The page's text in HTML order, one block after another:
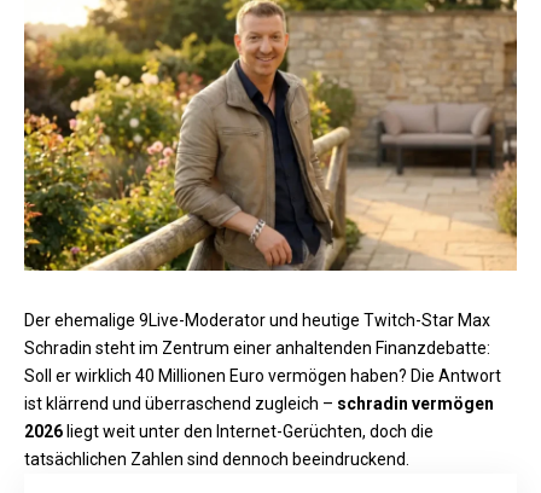
Der ehemalige 9Live-Moderator und heutige Twitch-Star Max
Schradin steht im Zentrum einer anhaltenden Finanzdebatte:
Soll er wirklich 40 Millionen Euro vermögen haben? Die Antwort
ist klärrend und überraschend zugleich – schradin vermögen
2026 liegt weit unter den Internet-Gerüchten, doch die
tatsächlichen Zahlen sind dennoch beeindruckend.